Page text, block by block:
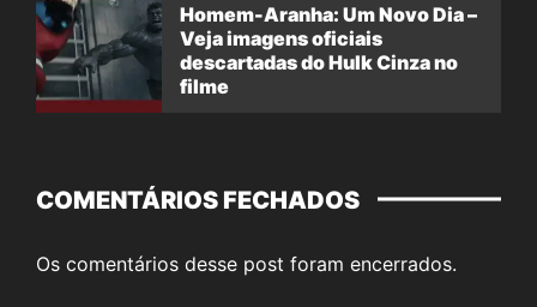
Homem-Aranha: Um Novo Dia –
Veja imagens oficiais
descartadas do Hulk Cinza no
filme
COMENTÁRIOS FECHADOS
Os comentários desse post foram encerrados.